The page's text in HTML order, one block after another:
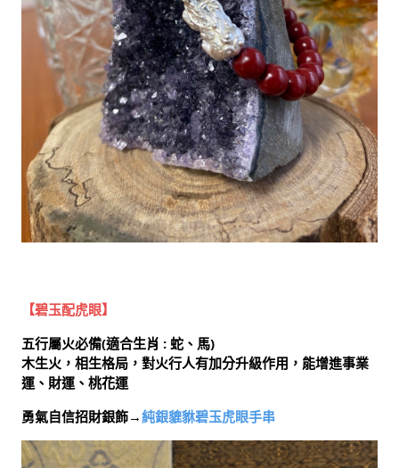
【碧玉配虎眼】
五行屬火必備(適合生肖 : 蛇、馬)
木生火，相生格局，對火行人有加分升級作用，能增進事業
運、財運、桃花運
勇氣自信招財銀飾→純銀貔貅碧玉虎眼手串